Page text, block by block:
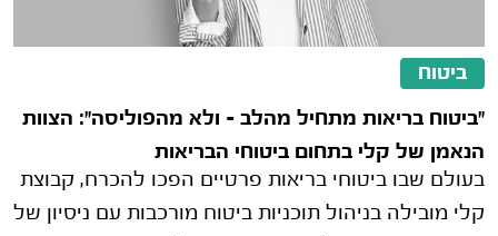
ביטוח
"ביטוח בריאות מתחיל מהלב – ולא מהפוליסה": הצוות
הנאמן של קלי בתחום ביטוחי הבריאות
בעולם שבו ביטוחי בריאות פרטיים הפכו להכרח, קבוצת
קלי מובילה בניהול תוכניות ביטוח מורכבות עם ניסיון של